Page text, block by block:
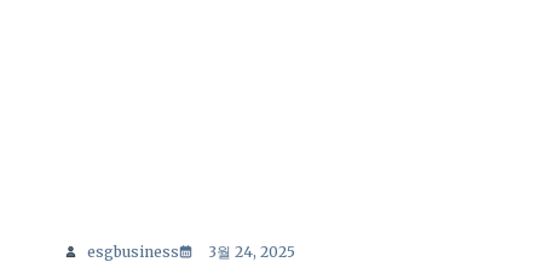
esgbusiness 3월 24, 2025